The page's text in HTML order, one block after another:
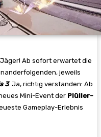
Jäger! Ab sofort erwartet die
jeweils
3. Ja, richtig verstanden: Ab
Mini-Event der Plüller-
Gameplay-Erlebnis